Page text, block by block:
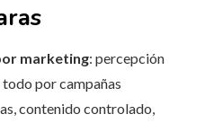
marketing: percepción
por campañas
contenido controlado,